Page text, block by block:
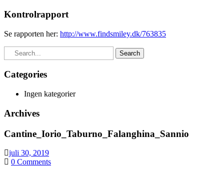
Kontrolrapport
Se rapporten her: http://www.findsmiley.dk/763835
Search
Categories
Ingen kategorier
Archives
Cantine_Iorio_Taburno_Falanghina_Sannio
juli 30, 2019
0 Comments